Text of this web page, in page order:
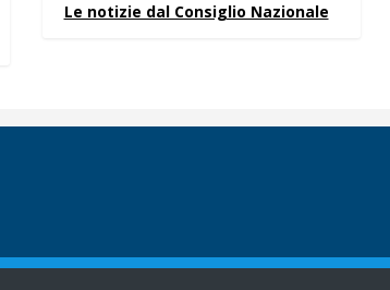
Le notizie dal Consiglio Nazionale